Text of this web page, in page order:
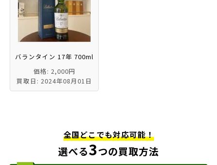
バランタイン 17年 700ml
価格: 2,000円
買取日: 2024年08月01日
全国どこでも対応可能！
選べる3つの買取方法